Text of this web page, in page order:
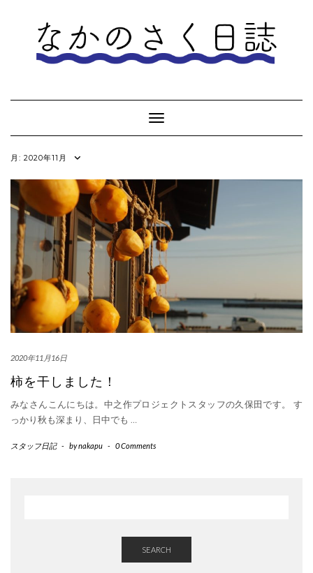
Toggle Navigation
月: 2020年11月
2020年11月16日
柿を干しました！
みなさんこんにちは。中之作プロジェクトスタッフの久保田です。 す
っかり秋も深まり、日中でも …
スタッフ日記 - bynakapu - 0 Comments
SEARCH